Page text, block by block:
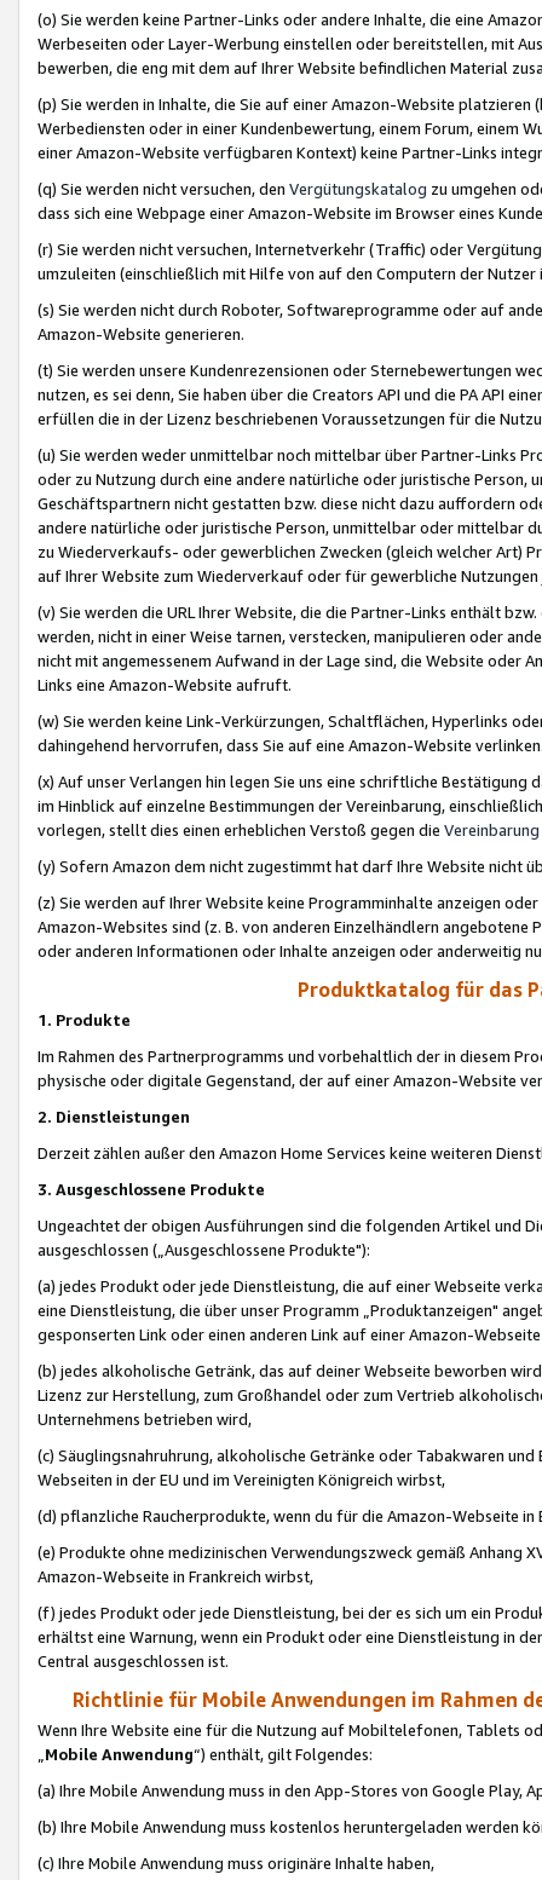
(o) Sie werden keine Partner-Links oder andere Inhalte, die eine
Werbeseiten oder Layer-Werbung einstellen oder bereitstellen, mit
bewerben, die eng mit dem auf Ihrer Website befindlichen Material
(p) Sie werden in Inhalte, die Sie auf einer Amazon-Website
Werbediensten oder in einer Kundenbewertung, einem Forum, einem
einer Amazon-Website verfügbaren Kontext) keine Partner-Links
(q) Sie werden nicht versuchen, den Vergütungskatalog zu umgehen
dass sich eine Webpage einer Amazon-Website im Browser eines
(r) Sie werden nicht versuchen, Internetverkehr (Traffic) oder
umzuleiten (einschließlich mit Hilfe von auf den Computern der
(s) Sie werden nicht durch Roboter, Softwareprogramme oder auf
Amazon-Website generieren.
(t) Sie werden unsere Kundenrezensionen oder Sternebewertungen
nutzen, es sei denn, Sie haben über die Creators API und die PA API
erfüllen die in der Lizenz beschriebenen Voraussetzungen für die
(u) Sie werden weder unmittelbar noch mittelbar über Partner-Links
oder zu Nutzung durch eine andere natürliche oder juristische
Geschäftspartnern nicht gestatten bzw. diese nicht dazu auffordern
andere natürliche oder juristische Person, unmittelbar oder mittelbar
zu Wiederverkaufs- oder gewerblichen Zwecken (gleich welcher Art)
auf Ihrer Website zum Wiederverkauf oder für gewerbliche
(v) Sie werden die URL Ihrer Website, die die Partner-Links enthält
werden, nicht in einer Weise tarnen, verstecken, manipulieren oder
nicht mit angemessenem Aufwand in der Lage sind, die Website oder
Links eine Amazon-Website aufruft.
(w) Sie werden keine Link-Verkürzungen, Schaltflächen, Hyperlinks
dahingehend hervorrufen, dass Sie auf eine Amazon-Website
(x) Auf unser Verlangen hin legen Sie uns eine schriftliche
im Hinblick auf einzelne Bestimmungen der Vereinbarung,
vorlegen, stellt dies einen erheblichen Verstoß gegen die Vereinbarung
(y) Sofern Amazon dem nicht zugestimmt hat darf Ihre Website nicht
(z) Sie werden auf Ihrer Website keine Programminhalte anzeigen
Amazon-Websites sind (z. B. von anderen Einzelhändlern
oder anderen Informationen oder Inhalte anzeigen oder anderweitig
Produktkatalog für das
1. Produkte
Im Rahmen des Partnerprogramms und vorbehaltlich der in diesem
physische oder digitale Gegenstand, der auf einer Amazon-Website
2. Dienstleistungen
Derzeit zählen außer den Amazon Home Services keine weiteren
3. Ausgeschlossene Produkte
Ungeachtet der obigen Ausführungen sind die folgenden Artikel und
ausgeschlossen („Ausgeschlossene Produkte"):
(a) jedes Produkt oder jede Dienstleistung, die auf einer Webseite
eine Dienstleistung, die über unser Programm „Produktanzeigen"
gesponserten Link oder einen anderen Link auf einer Amazon-
(b) jedes alkoholische Getränk, das auf deiner Webseite beworben
Lizenz zur Herstellung, zum Großhandel oder zum Vertrieb
Unternehmens betrieben wird,
(c) Säuglingsnahruhrung, alkoholische Getränke oder Tabakwaren
Webseiten in der EU und im Vereinigten Königreich wirbst,
(d) pflanzliche Raucherprodukte, wenn du für die Amazon-Webseite in
(e) Produkte ohne medizinischen Verwendungszweck gemäß Anhang
Amazon-Webseite in Frankreich wirbst,
(f) jedes Produkt oder jede Dienstleistung, bei der es sich um ein
erhältst eine Warnung, wenn ein Produkt oder eine Dienstleistung in
Central ausgeschlossen ist.
Richtlinie für Mobile Anwendungen im Rahmen
Wenn Ihre Website eine für die Nutzung auf Mobiltelefonen, Tablets
„Mobile Anwendung“) enthält, gilt Folgendes:
(a) Ihre Mobile Anwendung muss in den App-Stores von Google Play,
(b) Ihre Mobile Anwendung muss kostenlos heruntergeladen werden
(c) Ihre Mobile Anwendung muss originäre Inhalte haben,